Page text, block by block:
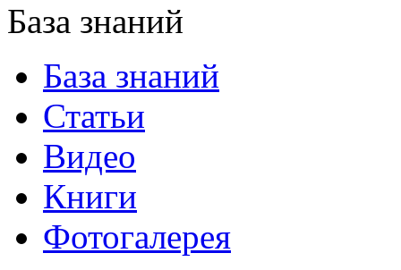
База знаний
База знаний
Статьи
Видео
Книги
Фотогалерея